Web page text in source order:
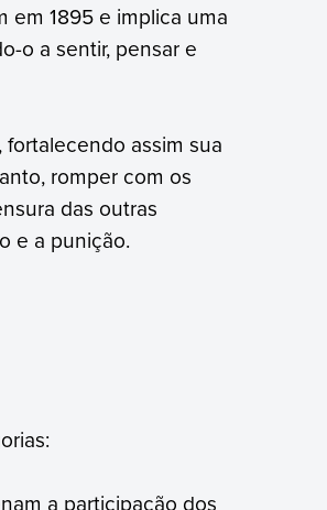
em 1895 e implica uma
o a sentir, pensar e
assim sua
romper com os
das outras
e a punição.
a participação dos